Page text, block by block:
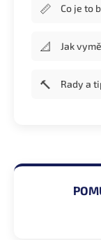
📏 Co je to
📐 Jak
🔨 Rady a